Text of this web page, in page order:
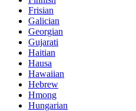
Frisian
Galician
Georgian
Gujarati
Haitian
Hausa
Hawaiian
Hebrew
Hmong
Hungarian